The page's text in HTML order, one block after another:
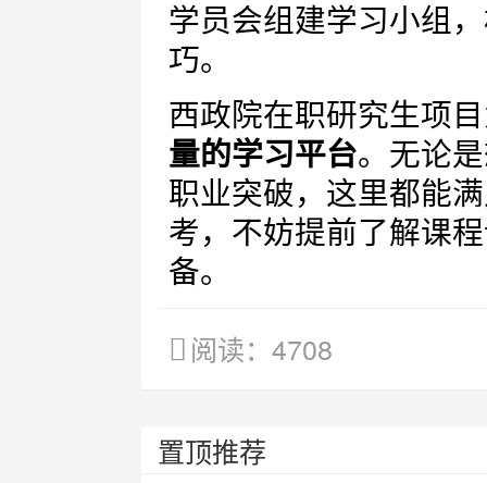
学员会组建学习小组
巧。
西政院在职研究生项
量的学习平台。无论
职业突破，这里都能
考，不妨提前了解课
备。
阅读：4708
置顶推荐